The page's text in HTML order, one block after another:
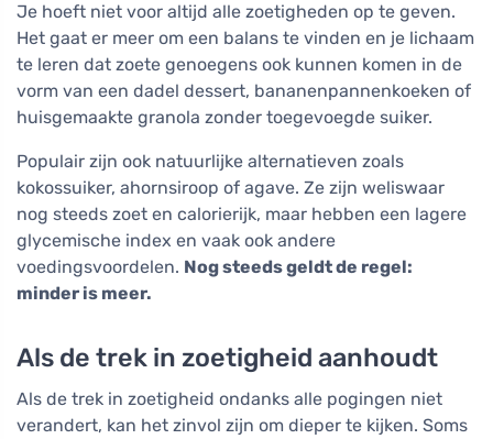
Je hoeft niet voor altijd alle zoetigheden op te geven.
Het gaat er meer om een balans te vinden en je lichaam
te leren dat zoete genoegens ook kunnen komen in de
vorm van een dadel dessert, bananenpannenkoeken of
huisgemaakte granola zonder toegevoegde suiker.
Populair zijn ook natuurlijke alternatieven zoals
kokossuiker, ahornsiroop of agave. Ze zijn weliswaar
nog steeds zoet en calorierijk, maar hebben een lagere
glycemische index en vaak ook andere
voedingsvoordelen. Nog steeds geldt de regel:
minder is meer.
Als de trek in zoetigheid aanhoudt
Als de trek in zoetigheid ondanks alle pogingen niet
verandert, kan het zinvol zijn om dieper te kijken. Soms